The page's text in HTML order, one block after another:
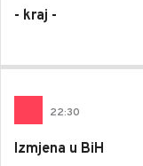
- kraj -
22:30
Izmjena u BiH